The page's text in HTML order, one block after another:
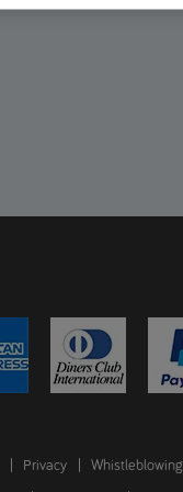
Privacy Whistleblowing